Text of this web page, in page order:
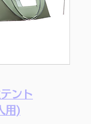
ント
用)